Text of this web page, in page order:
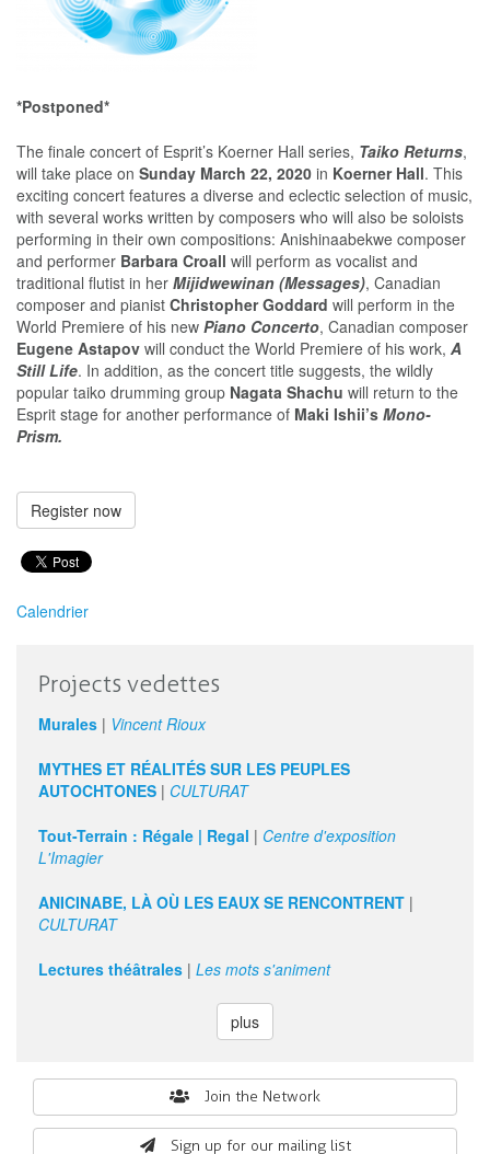
*Postponed*
The finale concert of Esprit’s Koerner Hall series, Taiko Returns,
will take place on Sunday March 22, 2020 in Koerner Hall. This
exciting concert features a diverse and eclectic selection of music,
with several works written by composers who will also be soloists
performing in their own compositions: Anishinaabekwe composer
and performer Barbara Croall will perform as vocalist and
traditional flutist in her Mijidwewinan (Messages), Canadian
composer and pianist Christopher Goddard will perform in the
World Premiere of his new Piano Concerto, Canadian composer
Eugene Astapov will conduct the World Premiere of his work, A
Still Life. In addition, as the concert title suggests, the wildly
popular taiko drumming group Nagata Shachu will return to the
Esprit stage for another performance of Maki Ishii’s Mono-
Prism.
Register now
Calendrier
Projects vedettes
Murales | Vincent Rioux
MYTHES ET RÉALITÉS SUR LES PEUPLES
AUTOCHTONES | CULTURAT
Tout-Terrain : Régale | Regal | Centre d'exposition
L'Imagier
ANICINABE, LÀ OÙ LES EAUX SE RENCONTRENT |
CULTURAT
Lectures théâtrales | Les mots s'animent
plus
Join the Network
Sign up for our mailing list
form